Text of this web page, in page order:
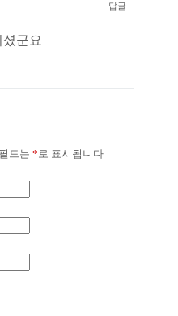
답글
셨군요
드는 *로 표시됩니다